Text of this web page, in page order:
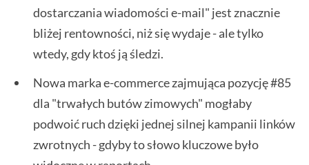
dostarczania wiadomości e-mail" jest znacznie
bliżej rentowności, niż się wydaje - ale tylko
wtedy, gdy ktoś ją śledzi.
Nowa marka e-commerce zajmująca pozycję #85
dla "trwałych butów zimowych" mogłaby
podwoić ruch dzięki jednej silnej kampanii linków
zwrotnych - gdyby to słowo kluczowe było